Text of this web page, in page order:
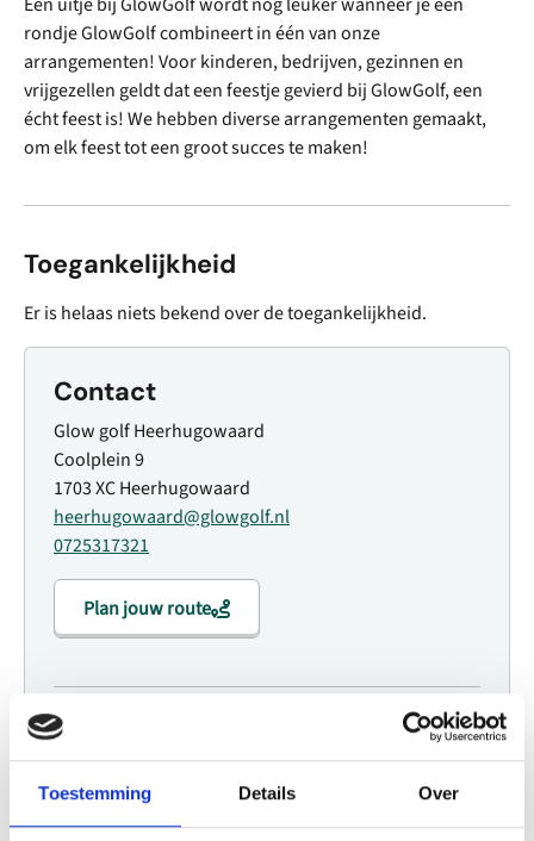
Toestemming Details Over
rondje GlowGolf combineert in één van onze
arrangementen! Voor kinderen, bedrijven, gezinnen en
vrijgezellen geldt dat een feestje gevierd bij GlowGolf, een
écht feest is! We hebben diverse arrangementen gemaakt,
om elk feest tot een groot succes te maken!
Toegankelijkheid
Er is helaas niets bekend over de toegankelijkheid.
Contact
Glow golf Heerhugowaard
Coolplein 9
1703 XC Heerhugowaard
heerhugowaard@glowgolf.nl
0725317321
Plan jouw route
Website
Bezoek website